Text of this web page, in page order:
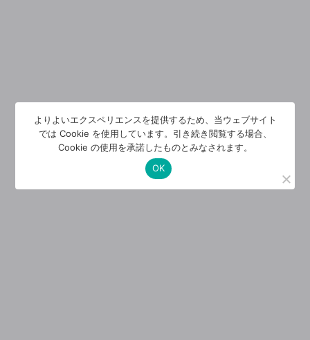
よりよいエクスペリエンスを提供するため、当ウェブサイト
では Cookie を使用しています。引き続き閲覧する場合、
Cookie の使用を承諾したものとみなされます。
OK